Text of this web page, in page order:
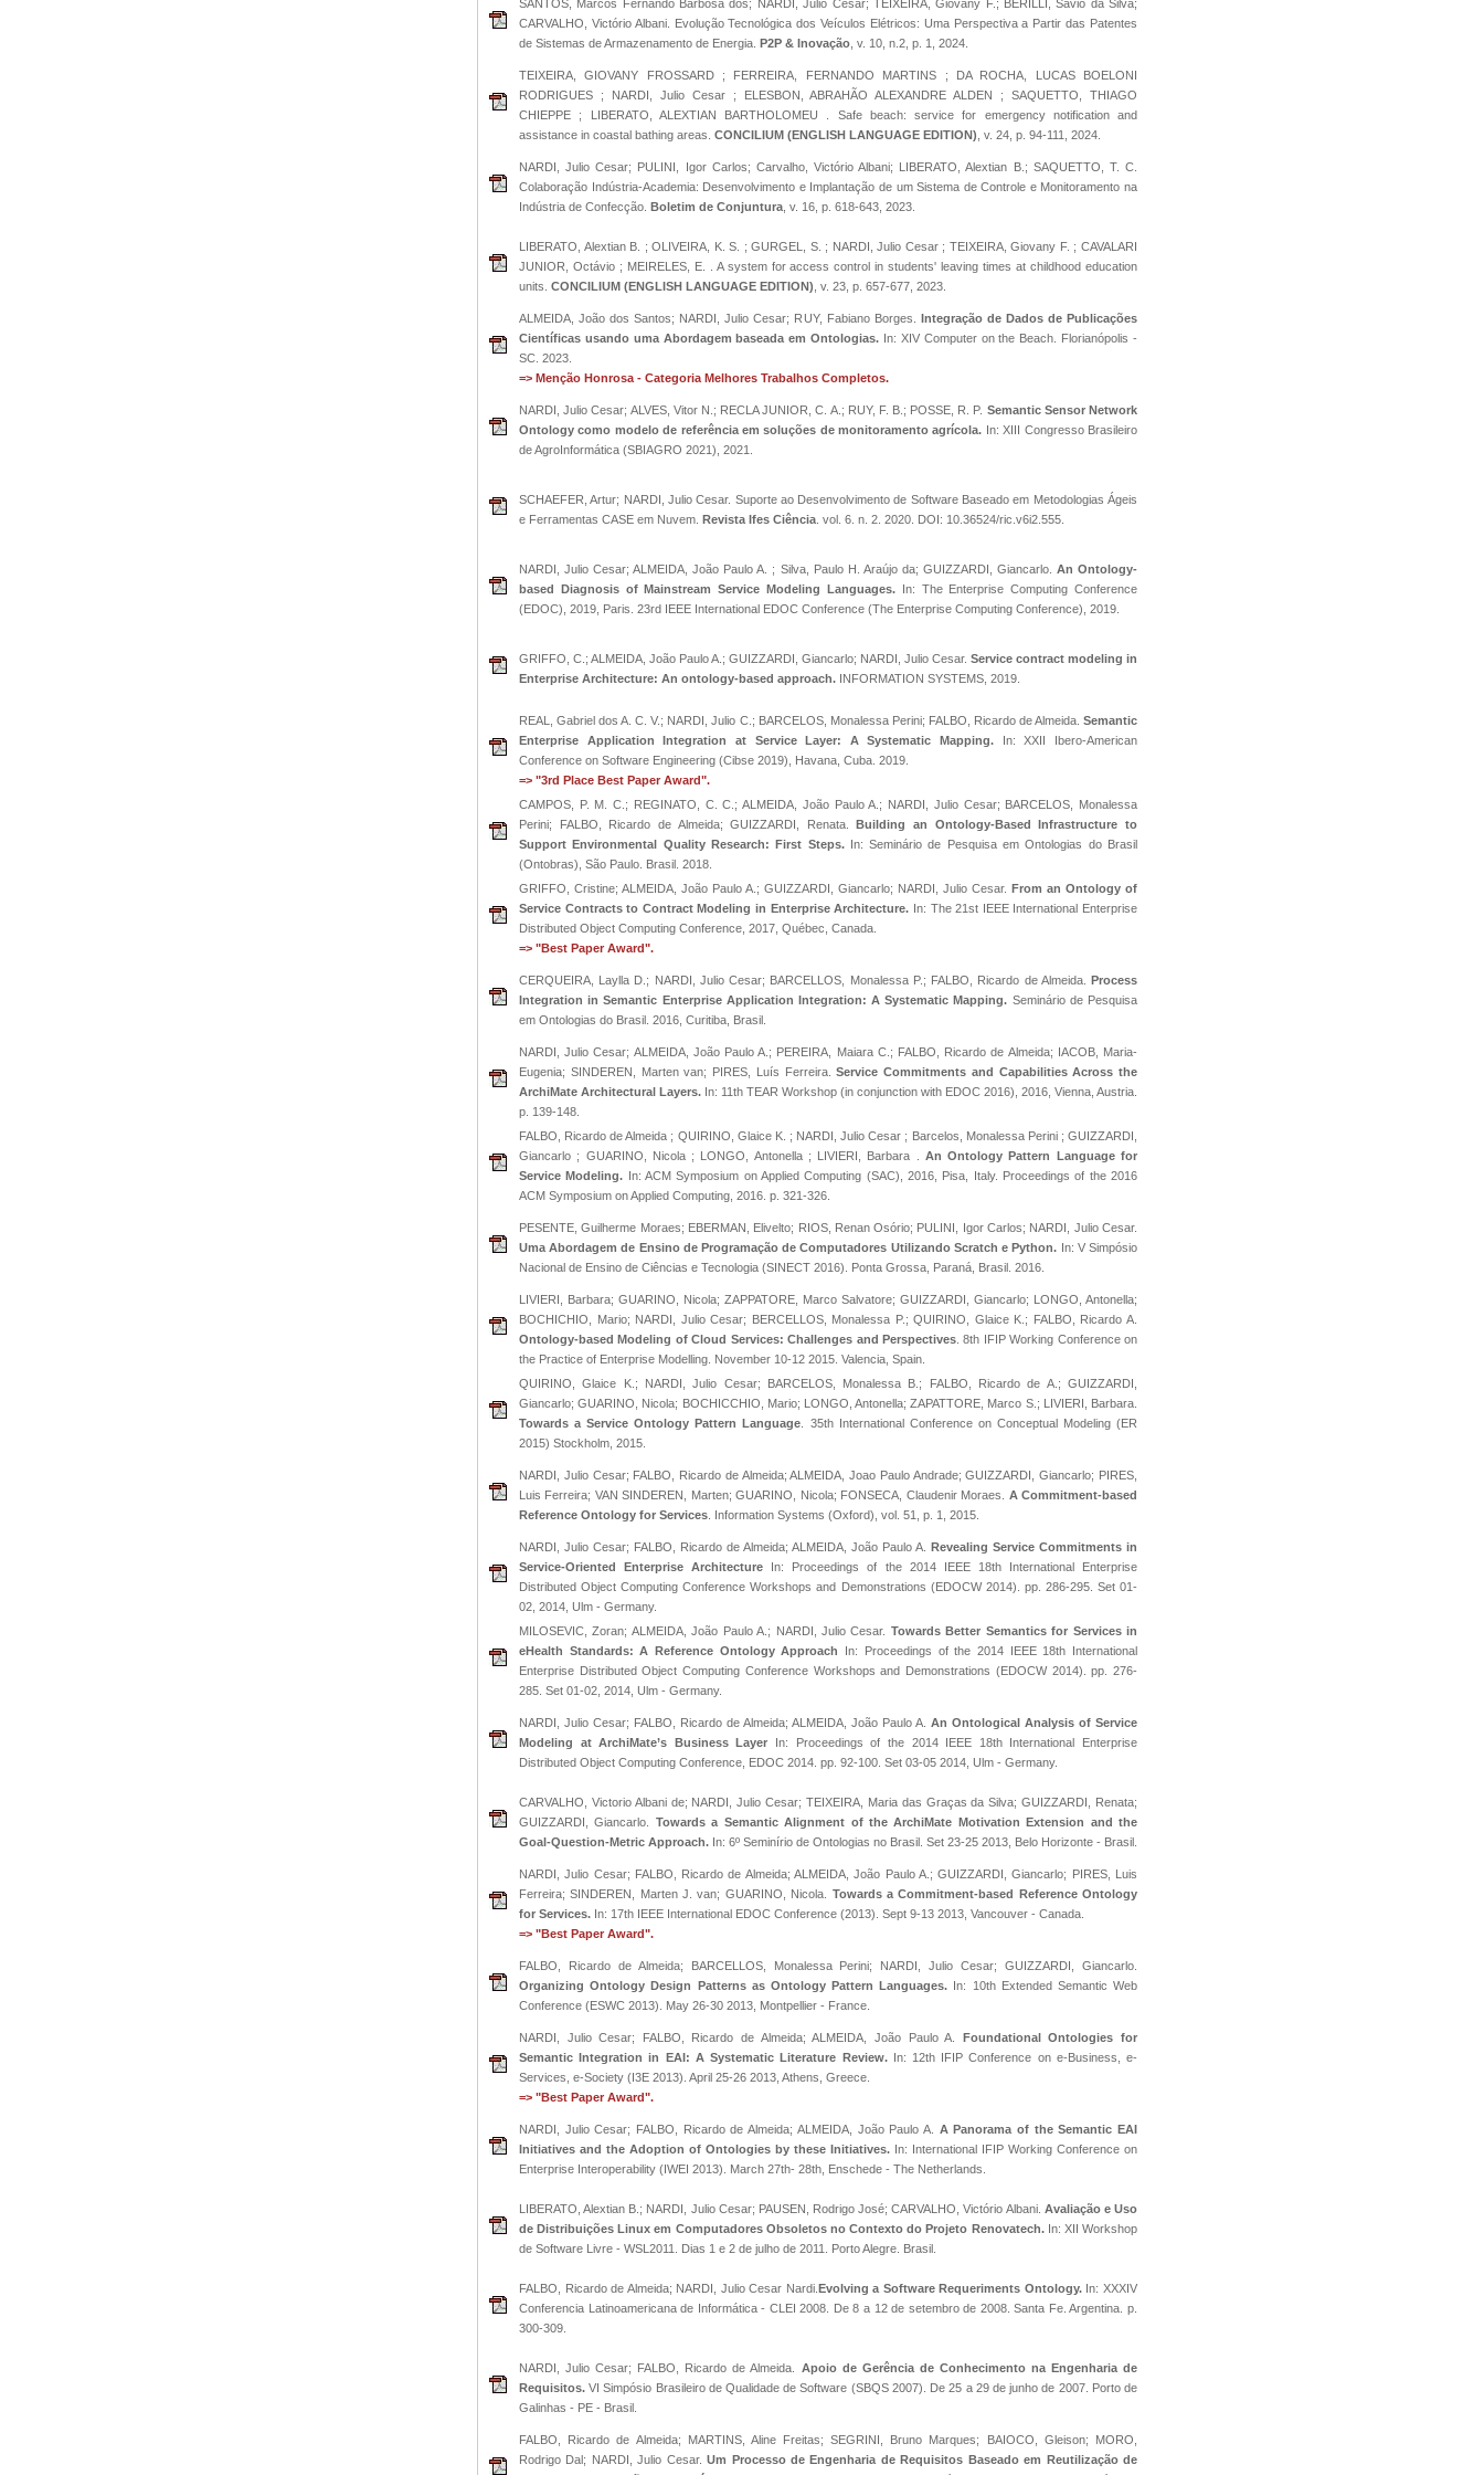
SANTOS, Marcos Fernando Barbosa dos; NARDI, Julio Cesar; TEIXEIRA, Giovany F.; BERILLI, Sávio da Silva;
CARVALHO, Victório Albani. Evolução Tecnológica dos Veículos Elétricos: Uma Perspectiva a Partir das Patentes
de Sistemas de Armazenamento de Energia. P2P & Inovação , v. 10, n.2, p. 1, 2024.
TEIXEIRA, GIOVANY FROSSARD ; FERREIRA, FERNANDO MARTINS ; DA ROCHA, LUCAS BOELONI
RODRIGUES ; NARDI, Julio Cesar ; ELESBON, ABRAHÃO ALEXANDRE ALDEN ; SAQUETTO, THIAGO
CHIEPPE ; LIBERATO, ALEXTIAN BARTHOLOMEU . Safe beach: service for emergency notification and
assistance in coastal bathing areas. CONCILIUM (ENGLISH LANGUAGE EDITION) , v. 24, p. 94-111, 2024.
NARDI, Julio Cesar; PULINI, Igor Carlos; Carvalho, Victório Albani; LIBERATO, Alextian B.; SAQUETTO, T. C.
Colaboração Indústria-Academia: Desenvolvimento e Implantação de um Sistema de Controle e Monitoramento na
Indústria de Confecção. Boletim de Conjuntura , v. 16, p. 618-643, 2023.
LIBERATO, Alextian B. ; OLIVEIRA, K. S. ; GURGEL, S. ; NARDI, Julio Cesar ; TEIXEIRA, Giovany F. ; CAVALARI
JUNIOR, Octávio ; MEIRELES, E. . A system for access control in students' leaving times at childhood education
units. CONCILIUM (ENGLISH LANGUAGE EDITION) , v. 23, p. 657-677, 2023.
ALMEIDA, João dos Santos; NARDI, Julio Cesar; RUY, Fabiano Borges. Integração de Dados de Publicações
Científicas usando uma Abordagem baseada em Ontologias. In: XIV Computer on the Beach. Florianópolis -
SC. 2023.
=> Menção Honrosa - Categoria Melhores Trabalhos Completos.
NARDI, Julio Cesar; ALVES, Vitor N.; RECLA JUNIOR, C. A.; RUY, F. B.; POSSE, R. P. Semantic Sensor Network
Ontology como modelo de referência em soluções de monitoramento agrícola. In: XIII Congresso Brasileiro
de AgroInformática (SBIAGRO 2021), 2021.
SCHAEFER, Artur; NARDI, Julio Cesar. Suporte ao Desenvolvimento de Software Baseado em Metodologias Ágeis
e Ferramentas CASE em Nuvem. Revista Ifes Ciência . vol. 6. n. 2. 2020. DOI: 10.36524/ric.v6i2.555.
NARDI, Julio Cesar; ALMEIDA, João Paulo A. ; Silva, Paulo H. Araújo da; GUIZZARDI, Giancarlo. An Ontology-
based Diagnosis of Mainstream Service Modeling Languages.In: The Enterprise Computing Conference
(EDOC), 2019, Paris. 23rd IEEE International EDOC Conference (The Enterprise Computing Conference), 2019.
GRIFFO, C.; ALMEIDA, João Paulo A.; GUIZZARDI, Giancarlo; NARDI, Julio Cesar. Service contract modeling in
Enterprise Architecture: An ontology-based approach. INFORMATION SYSTEMS, 2019.
REAL, Gabriel dos A. C. V.; NARDI, Julio C.; BARCELOS, Monalessa Perini; FALBO, Ricardo de Almeida. Semantic
Enterprise Application Integration at Service Layer: A Systematic Mapping. In: XXII Ibero-American
Conference on Software Engineering (Cibse 2019), Havana, Cuba. 2019.
=> "3rd Place Best Paper Award".
CAMPOS, P. M. C.; REGINATO, C. C.; ALMEIDA, João Paulo A.; NARDI, Julio Cesar; BARCELOS, Monalessa
Perini; FALBO, Ricardo de Almeida; GUIZZARDI, Renata.Building an Ontology-Based Infrastructure to
Support Environmental Quality Research: First Steps.In: Seminário de Pesquisa em Ontologias do Brasil
(Ontobras), São Paulo. Brasil. 2018.
GRIFFO, Cristine; ALMEIDA, João Paulo A.; GUIZZARDI, Giancarlo; NARDI, Julio Cesar. From an Ontology of
Service Contracts to Contract Modeling in Enterprise Architecture. In: The 21st IEEE International Enterprise
Distributed Object Computing Conference, 2017, Québec, Canada.
=> "Best Paper Award".
CERQUEIRA, Laylla D.; NARDI, Julio Cesar; BARCELLOS, Monalessa P.; FALBO, Ricardo de Almeida. Process
Integration in Semantic Enterprise Application Integration: A Systematic Mapping. Seminário de Pesquisa
em Ontologias do Brasil. 2016, Curitiba, Brasil.
NARDI, Julio Cesar; ALMEIDA, João Paulo A.; PEREIRA, Maiara C.; FALBO, Ricardo de Almeida; IACOB, Maria-
Eugenia; SINDEREN, Marten van; PIRES, Luís Ferreira.Service Commitments and Capabilities Across the
ArchiMate Architectural Layers. In: 11th TEAR Workshop (in conjunction with EDOC 2016), 2016, Vienna, Austria.
p. 139-148.
FALBO, Ricardo de Almeida ; QUIRINO, Glaice K. ; NARDI, Julio Cesar ; Barcelos, Monalessa Perini ; GUIZZARDI,
Giancarlo ; GUARINO, Nicola ; LONGO, Antonella ; LIVIERI, Barbara . An Ontology Pattern Language for
Service Modeling. In: ACM Symposium on Applied Computing (SAC), 2016, Pisa, Italy. Proceedings of the 2016
ACM Symposium on Applied Computing, 2016. p. 321-326.
PESENTE, Guilherme Moraes; EBERMAN, Elivelto; RIOS, Renan Osório; PULINI, Igor Carlos; NARDI, Julio Cesar.
Uma Abordagem de Ensino de Programação de Computadores Utilizando Scratch e Python. In: V Simpósio
Nacional de Ensino de Ciências e Tecnologia (SINECT 2016). Ponta Grossa, Paraná, Brasil. 2016.
LIVIERI, Barbara; GUARINO, Nicola; ZAPPATORE, Marco Salvatore; GUIZZARDI, Giancarlo; LONGO, Antonella;
BOCHICHIO, Mario; NARDI, Julio Cesar; BERCELLOS, Monalessa P.; QUIRINO, Glaice K.; FALBO, Ricardo A.
Ontology-based Modeling of Cloud Services: Challenges and Perspectives. 8th IFIP Working Conference on
the Practice of Enterprise Modelling. November 10-12 2015. Valencia, Spain.
QUIRINO, Glaice K.; NARDI, Julio Cesar; BARCELOS, Monalessa B.; FALBO, Ricardo de A.; GUIZZARDI,
Giancarlo; GUARINO, Nicola; BOCHICCHIO, Mario; LONGO, Antonella; ZAPATTORE, Marco S.; LIVIERI, Barbara.
Towards a Service Ontology Pattern Language . 35th International Conference on Conceptual Modeling (ER
2015) Stockholm, 2015.
NARDI, Julio Cesar; FALBO, Ricardo de Almeida; ALMEIDA, Joao Paulo Andrade; GUIZZARDI, Giancarlo; PIRES,
Luis Ferreira; VAN SINDEREN, Marten; GUARINO, Nicola; FONSECA, Claudenir Moraes. A Commitment-based
Reference Ontology for Services . Information Systems (Oxford), vol. 51, p. 1, 2015.
NARDI, Julio Cesar; FALBO, Ricardo de Almeida; ALMEIDA, João Paulo A. Revealing Service Commitments in
Service-Oriented Enterprise Architecture In: Proceedings of the 2014 IEEE 18th International Enterprise
Distributed Object Computing Conference Workshops and Demonstrations (EDOCW 2014). pp. 286-295. Set 01-
02, 2014, Ulm - Germany.
MILOSEVIC, Zoran; ALMEIDA, João Paulo A.; NARDI, Julio Cesar. Towards Better Semantics for Services in
eHealth Standards: A Reference Ontology Approach In: Proceedings of the 2014 IEEE 18th International
Enterprise Distributed Object Computing Conference Workshops and Demonstrations (EDOCW 2014). pp. 276-
285. Set 01-02, 2014, Ulm - Germany.
NARDI, Julio Cesar; FALBO, Ricardo de Almeida; ALMEIDA, João Paulo A. An Ontological Analysis of Service
Modeling at ArchiMate’s Business Layer In: Proceedings of the 2014 IEEE 18th International Enterprise
Distributed Object Computing Conference, EDOC 2014. pp. 92-100. Set 03-05 2014, Ulm - Germany.
CARVALHO, Victorio Albani de; NARDI, Julio Cesar; TEIXEIRA, Maria das Graças da Silva; GUIZZARDI, Renata;
GUIZZARDI, Giancarlo. Towards a Semantic Alignment of the ArchiMate Motivation Extension and the
Goal-Question-Metric Approach. In: 6º Seminírio de Ontologias no Brasil. Set 23-25 2013, Belo Horizonte - Brasil.
NARDI, Julio Cesar; FALBO, Ricardo de Almeida; ALMEIDA, João Paulo A.; GUIZZARDI, Giancarlo; PIRES, Luis
Ferreira; SINDEREN, Marten J. van; GUARINO, Nicola. Towards a Commitment-based Reference Ontology
for Services. In: 17th IEEE International EDOC Conference (2013). Sept 9-13 2013, Vancouver - Canada.
=> "Best Paper Award".
FALBO, Ricardo de Almeida; BARCELLOS, Monalessa Perini; NARDI, Julio Cesar; GUIZZARDI, Giancarlo.
Organizing Ontology Design Patterns as Ontology Pattern Languages. In: 10th Extended Semantic Web
Conference (ESWC 2013). May 26-30 2013, Montpellier - France.
NARDI, Julio Cesar; FALBO, Ricardo de Almeida; ALMEIDA, João Paulo A. Foundational Ontologies for
Semantic Integration in EAI: A Systematic Literature Review.In: 12th IFIP Conference on e-Business, e-
Services, e-Society (I3E 2013). April 25-26 2013, Athens, Greece.
=> "Best Paper Award".
NARDI, Julio Cesar; FALBO, Ricardo de Almeida; ALMEIDA, João Paulo A. A Panorama of the Semantic EAI
Initiatives and the Adoption of Ontologies by these Initiatives. In: International IFIP Working Conference on
Enterprise Interoperability (IWEI 2013). March 27th- 28th, Enschede - The Netherlands.
LIBERATO, Alextian B.; NARDI, Julio Cesar; PAUSEN, Rodrigo José; CARVALHO, Victório Albani. Avaliação e Uso
de Distribuições Linux em Computadores Obsoletos no Contexto do Projeto Renovatech.In: XII Workshop
de Software Livre - WSL2011. Dias 1 e 2 de julho de 2011. Porto Alegre. Brasil.
FALBO, Ricardo de Almeida; NARDI, Julio Cesar Nardi. Evolving a Software Requeriments Ontology.In: XXXIV
Conferencia Latinoamericana de Informática - CLEI 2008. De 8 a 12 de setembro de 2008. Santa Fe. Argentina. p.
300-309.
NARDI, Julio Cesar; FALBO, Ricardo de Almeida. Apoio de Gerência de Conhecimento na Engenharia de
Requisitos. VI Simpósio Brasileiro de Qualidade de Software (SBQS 2007). De 25 a 29 de junho de 2007. Porto de
Galinhas - PE - Brasil.
FALBO, Ricardo de Almeida; MARTINS, Aline Freitas; SEGRINI, Bruno Marques; BAIOCO, Gleison; MORO,
Rodrigo Dal; NARDI, Julio Cesar.Um Processo de Engenharia de Requisitos Baseado em Reutilização de